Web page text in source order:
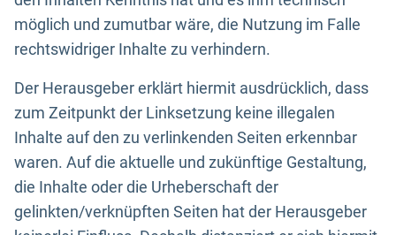
möglich und zumutbar wäre, die Nutzung im Falle
rechtswidriger Inhalte zu verhindern.
Der Herausgeber erklärt hiermit ausdrücklich, dass
zum Zeitpunkt der Linksetzung keine illegalen
Inhalte auf den zu verlinkenden Seiten erkennbar
waren. Auf die aktuelle und zukünftige Gestaltung,
die Inhalte oder die Urheberschaft der
gelinkten/verknüpften Seiten hat der Herausgeber